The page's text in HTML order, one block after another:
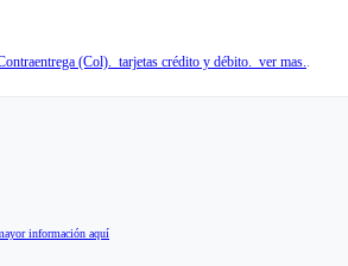
(Col). tarjetas crédito y débito. ver mas..
información aquí